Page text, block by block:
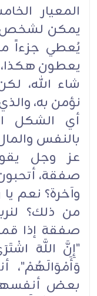
المعيار
يمكن لشخص
يُعطي جزءاً
يعطون هكذا،
شاء الله،
نؤمن به،
أي الشكل
بالنفس
عز وجل
صفقة، أتحبون
وآخرة؟ نعم
من ذلك؟
صفقة إذا
"إِنَّ اللَّهَ
وَأَمْوَالَهُمْ"،
بعض